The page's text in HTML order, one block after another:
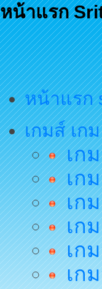
หน้าแรก
หน้าแรก
เกมส์ เกม
เกม
เกม
เกม
เก
เก
เกม